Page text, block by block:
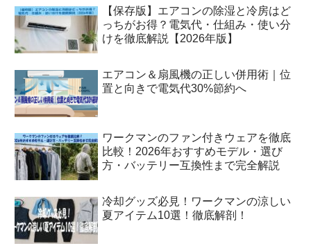
【保存版】エアコンの除湿と冷房はど
っちがお得？電気代・仕組み・使い分
けを徹底解説【2026年版】
エアコン＆扇風機の正しい併用術｜位
置と向きで電気代30%節約へ
ワークマンのファン付きウェアを徹底
比較！2026年おすすめモデル・選び
方・バッテリー互換性まで完全解説
冷却グッズ必見！ワークマンの涼しい
夏アイテム10選！徹底解剖！